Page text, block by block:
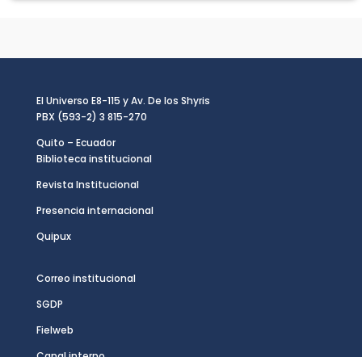
El Universo E8-115 y Av. De los Shyris
PBX (593-2) 3 815-270
Quito – Ecuador
Biblioteca institucional
Revista Institucional
Presencia internacional
Quipux
Correo institucional
SGDP
Fielweb